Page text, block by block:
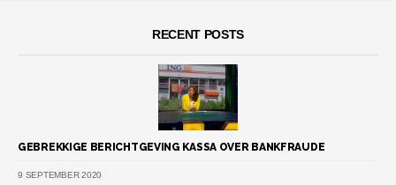
RECENT POSTS
GEBREKKIGE BERICHTGEVING KASSA OVER BANKFRAUDE
9 SEPTEMBER 2020